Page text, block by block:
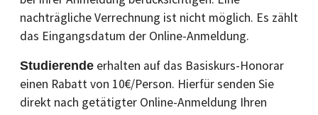
nachträgliche Verrechnung ist nicht möglich. Es zählt
das Eingangsdatum der Online-Anmeldung.
Studierende erhalten auf das Basiskurs-Honorar
einen Rabatt von 10€/Person. Hierfür senden Sie
direkt nach getätigter Online-Anmeldung Ihren